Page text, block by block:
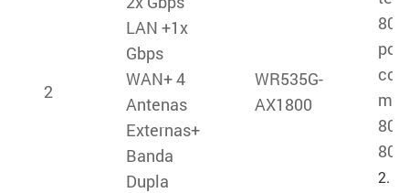
2
LAN +1x
Gbps
WAN+ 4
Antenas
Externas+
Banda
Dupla
WR535G-
AX1800
2.